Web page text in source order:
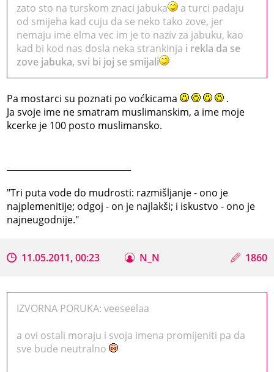
zato sto na turskom znaci jabuka
a turci padaju
od smijeha kad cuju da se neko tako zove, jer
nemaju ime elma vec im je to naziv za jabuku, kao
kad bi kod nas dosla neka strankinja i rekla da se
zove jabuka, svi bi joj se smijali
Pa mostarci su poznati po voćkicama
.
Ja svoje ime ne smatram muslimanskim, a ime moje
kcerke je 100 posto muslimansko.
‎"Tri puta vode do mudrosti: razmišljanje - ono je
najplemenitije; odgoj - on je najlakši; i iskustvo - ono je
najneugodnije."
11.05.2011, 00:23 N_N 1860
IZVORNA PORUKA: veeseelaa
a ovi ostali moraju i svoja imena promijeniti pa da
sve bude neutralno